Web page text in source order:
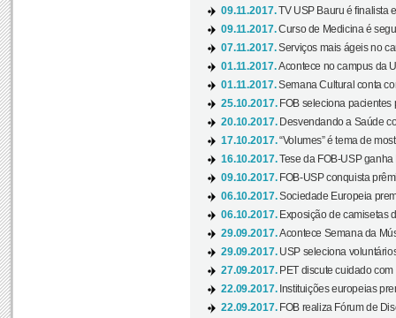
09.11.2017.TV USP Bauru é finalista
09.11.2017.Curso de Medicina é
07.11.2017.Serviços mais ágeis no
01.11.2017.Acontece no campus da
01.11.2017.Semana Cultural conta
25.10.2017. FOB seleciona pacientes
20.10.2017. Desvendando a Saúde
17.10.2017.“Volumes” é tema de
16.10.2017.Tese da FOB-USP
09.10.2017. FOB-USP conquista
06.10.2017.Sociedade Europeia
06.10.2017. Exposição de camisetas
29.09.2017.Acontece Semana da
29.09.2017. USP seleciona
27.09.2017. PET discute cuidado
22.09.2017. Instituições europeias
22.09.2017. FOB realiza Fórum de